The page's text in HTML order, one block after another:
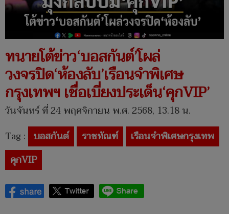
ทนายโต้ข่าว‘บอสกันต์’โผล่
วงจรปิด‘ห้องลับ’เรือนจำพิเศษ
กรุงเทพฯ เชื่อเบี่ยงประเด็น‘คุกVIP’
วันจันทร์ ที่ 24 พฤศจิกายน พ.ศ. 2568, 13.18 น.
Tag : บอสกันต์ ราชทัณฑ์
เรือนจำพิเศษกรุงเทพ
คุกVIP